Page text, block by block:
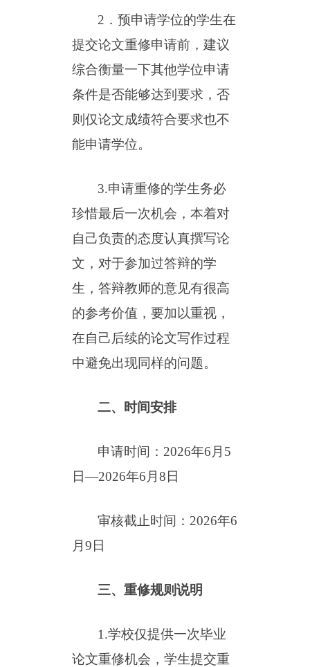
2．预申请学位的学生在
提交论文重修申请前，建议
综合衡量一下其他学位申请
条件是否能够达到要求，否
则仅论文成绩符合要求也不
能申请学位。
3.申请重修的学生务必
珍惜最后一次机会，本着对
自己负责的态度认真撰写论
文，对于参加过答辩的学
生，答辩教师的意见有很高
的参考价值，要加以重视，
在自己后续的论文写作过程
中避免出现同样的问题。
二、时间安排
申请时间： 2026年6 月 5
日—2026年6 月8日
审核截止时间： 2026年6
月9日
三、重修规则说明
1.学校仅提供一次毕业
论文重修机会，学生提交重